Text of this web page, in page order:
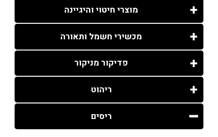
מוצרי חיטוי והיגיינה
מכשירי חשמל ותאורה
פדיקור מניקור
ריהוט
ריסים